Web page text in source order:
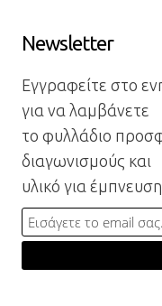
Newsletter
Εγγραφείτε στο
για να λαμβάνετε
το φυλλάδιο
διαγωνισμούς και
υλικό για